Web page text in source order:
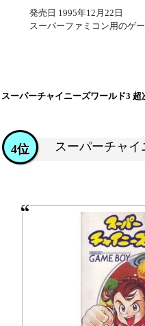
発売日 1995年12月22日
スーパーファミコン用のゲー
スーパーチャイニーズワールド3
スーパーチャイ
4位